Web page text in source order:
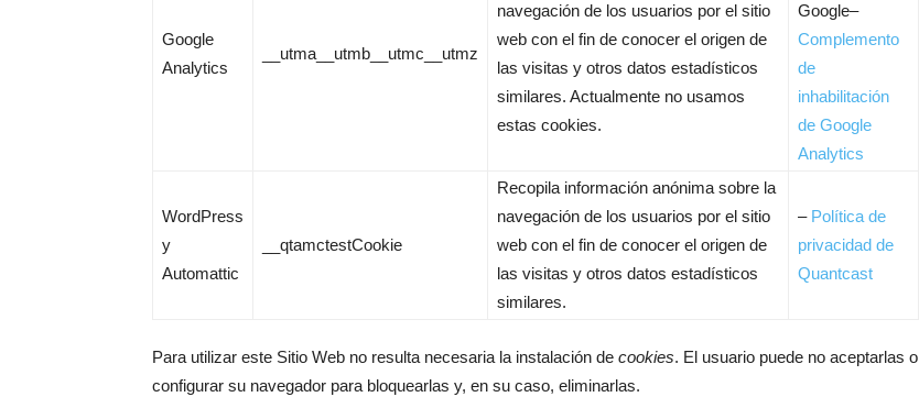
Google
Analytics
__utma__utmb__utmc__utmz
navegación de los usuarios por el sitio
web con el fin de conocer el origen de
las visitas y otros datos estadísticos
similares. Actualmente no usamos
estas cookies.
Google–
Complemento
de
inhabilitación
de Google
Analytics
WordPress
y
Automattic
__qtamctestCookie
Recopila información anónima sobre la
navegación de los usuarios por el sitio
web con el fin de conocer el origen de
las visitas y otros datos estadísticos
similares.
– Política de
privacidad de
Quantcast
Para utilizar este Sitio Web no resulta necesaria la instalación de cookies. El usuario puede no aceptarlas o
configurar su navegador para bloquearlas y, en su caso, eliminarlas.